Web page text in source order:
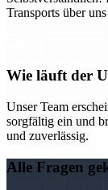
Transports über
Wie läuft der
Unser Team
sorgfältig ein und
und zuverlässig.
Alle Fragen